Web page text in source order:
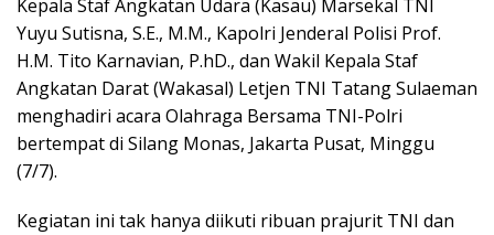
Kepala Staf Angkatan Udara (Kasau) Marsekal TNI
Yuyu Sutisna, S.E., M.M., Kapolri Jenderal Polisi Prof.
H.M. Tito Karnavian, P.hD., dan Wakil Kepala Staf
Angkatan Darat (Wakasal) Letjen TNI Tatang Sulaeman
menghadiri acara Olahraga Bersama TNI-Polri
bertempat di Silang Monas, Jakarta Pusat, Minggu
(7/7).
Kegiatan ini tak hanya diikuti ribuan prajurit TNI dan